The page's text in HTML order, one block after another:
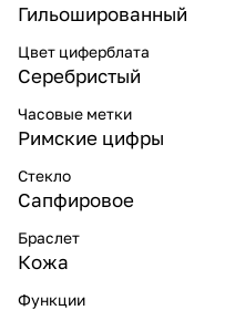
Гильошированный
Цвет циферблата
Серебристый
Часовые метки
Римские цифры
Стекло
Сапфировое
Браслет
Кожа
Функции